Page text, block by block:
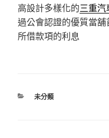
高設計多樣化的三重汽
過公會認證的優質當舖
所借款項的利息
分
未分類